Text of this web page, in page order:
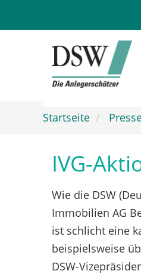
Startseite
IVG-
Wie die DSW
Immobilien AG
ist schlicht eine
beispielsweise
DSW-